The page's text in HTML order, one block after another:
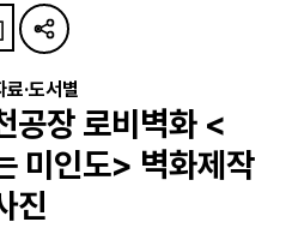
료·도서별
공장 로비벽화 <
미인도> 벽화제작
진